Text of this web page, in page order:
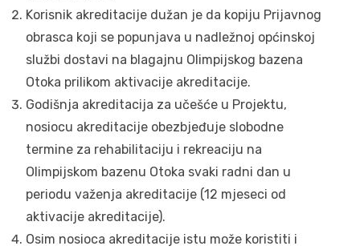
Korisnik akreditacije dužan je da kopiju Prijavnog
obrasca koji se popunjava u nadležnoj općinskoj
službi dostavi na blagajnu Olimpijskog bazena
Otoka prilikom aktivacije akreditacije.
Godišnja akreditacija za učešće u Projektu,
nosiocu akreditacije obezbjeđuje slobodne
termine za rehabilitaciju i rekreaciju na
Olimpijskom bazenu Otoka svaki radni dan u
periodu važenja akreditacije (12 mjeseci od
aktivacije akreditacije).
Osim nosioca akreditacije istu može koristiti i